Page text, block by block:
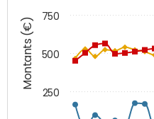
Montants (€)
250
500
750